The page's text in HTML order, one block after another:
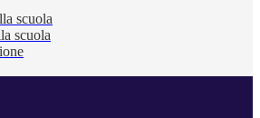
scuola
scuola